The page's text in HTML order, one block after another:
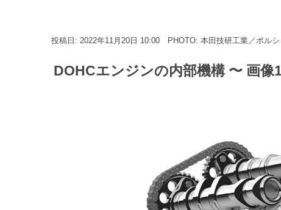
投稿日: 2022年11月20日 10:00 PHOTO: 本田技研工業／ポル
DOHCエンジンの内部機構 〜 画像